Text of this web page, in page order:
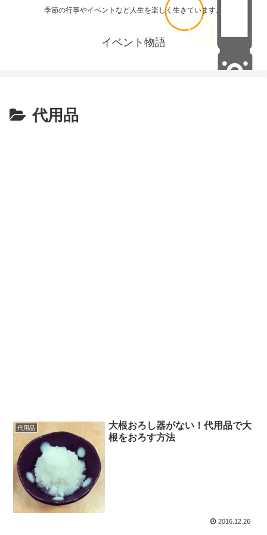
季節の行事やイベントなど人生を楽しく生きています。
イベント物語
代用品
代用品
大根おろし器がない！代用品で大
根をおろす方法
2016.12.26